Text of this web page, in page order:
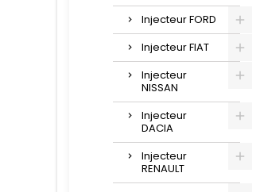
Injecteur FORD
Injecteur FIAT
Injecteur
NISSAN
Injecteur
DACIA
Injecteur
RENAULT